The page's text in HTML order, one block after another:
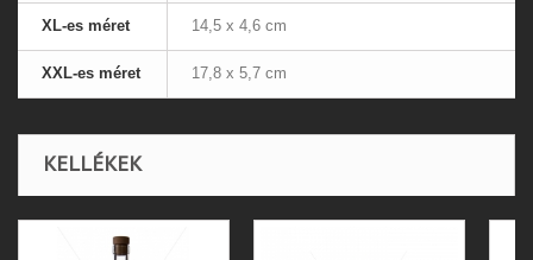
XL-es méret 14,5 x 4,6 cm
XXL-es méret 17,8 x 5,7 cm
KELLÉKEK